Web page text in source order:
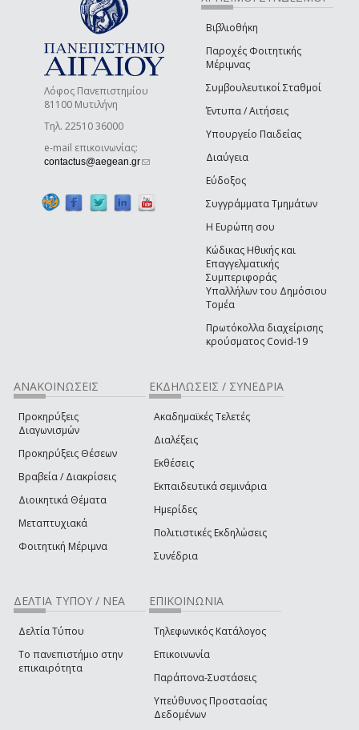
Λόφος Πανεπιστημίου
81100 Μυτιλήνη
Τηλ. 22510 36000
e-mail επικοινωνίας:
contactus@aegean.gr(link sends e-mail)
Βιβλιοθήκη
Παροχές Φοιτητικής
Μέριμνας
Συμβουλευτικοί Σταθμοί
Έντυπα / Αιτήσεις
Υπουργείο Παιδείας
Διαύγεια
Εύδοξος
Συγγράμματα Τμημάτων
Η Ευρώπη σου
Κώδικας Ηθικής και
Επαγγελματικής
Συμπεριφοράς
Υπαλλήλων του Δημόσιου
Τομέα
Πρωτόκολλα διαχείρισης
κρούσματος Covid-19
ΑΝΑΚΟΙΝΩΣΕΙΣ
Προκηρύξεις
Διαγωνισμών
Προκηρύξεις Θέσεων
Βραβεία / Διακρίσεις
Διοικητικά Θέματα
Μεταπτυχιακά
Φοιτητική Μέριμνα
ΕΚΔΗΛΩΣΕΙΣ / ΣΥΝΕΔΡΙΑ
Ακαδημαϊκές Τελετές
Διαλέξεις
Εκθέσεις
Εκπαιδευτικά σεμινάρια
Ημερίδες
Πολιτιστικές Εκδηλώσεις
Συνέδρια
ΔΕΛΤΙΑ ΤΥΠΟΥ / ΝΕΑ
Δελτία Τύπου
Το πανεπιστήμιο στην
επικαιρότητα
ΕΠΙΚΟΙΝΩΝΙΑ
Τηλεφωνικός Κατάλογος
Επικοινωνία
Παράπονα-Συστάσεις
Υπεύθυνος Προστασίας
Δεδομένων